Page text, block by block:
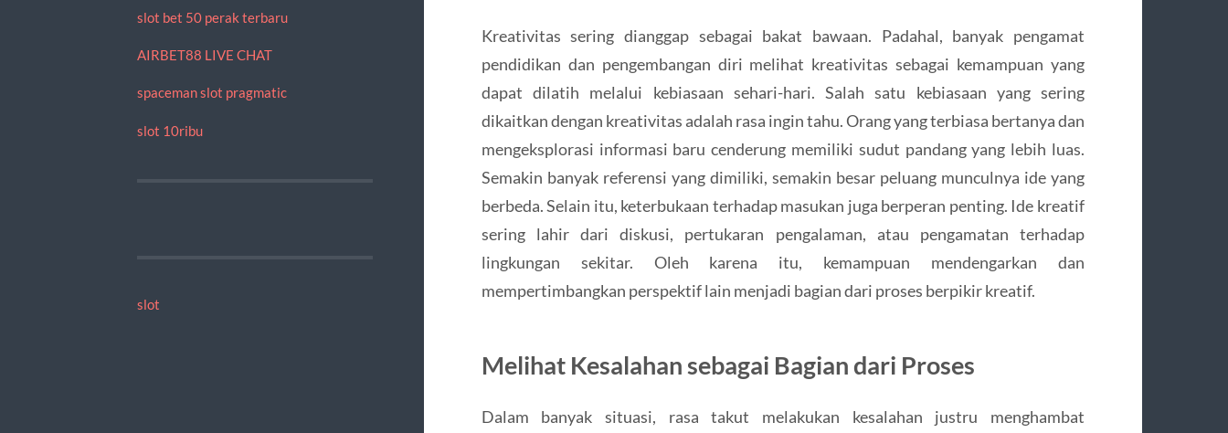
slot bet 50 perak terbaru
AIRBET88 LIVE CHAT
spaceman slot pragmatic
slot 10ribu
slot
Kreativitas sering dianggap sebagai bakat bawaan. Padahal, banyak pengamat
pendidikan dan pengembangan diri melihat kreativitas sebagai kemampuan yang
dapat dilatih melalui kebiasaan sehari-hari. Salah satu kebiasaan yang sering
dikaitkan dengan kreativitas adalah rasa ingin tahu. Orang yang terbiasa bertanya dan
mengeksplorasi informasi baru cenderung memiliki sudut pandang yang lebih luas.
Semakin banyak referensi yang dimiliki, semakin besar peluang munculnya ide yang
berbeda. Selain itu, keterbukaan terhadap masukan juga berperan penting. Ide kreatif
sering lahir dari diskusi, pertukaran pengalaman, atau pengamatan terhadap
lingkungan sekitar. Oleh karena itu, kemampuan mendengarkan dan
mempertimbangkan perspektif lain menjadi bagian dari proses berpikir kreatif.
Melihat Kesalahan sebagai Bagian dari Proses
Dalam banyak situasi, rasa takut melakukan kesalahan justru menghambat